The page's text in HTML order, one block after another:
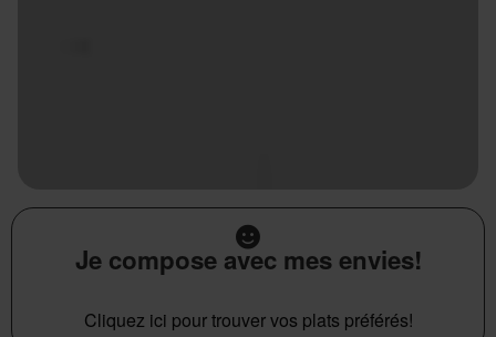
Je compose avec mes envies!
Cliquez ici pour trouver vos plats préférés!